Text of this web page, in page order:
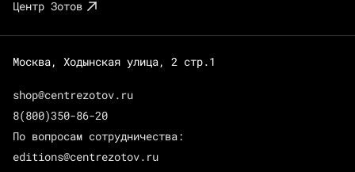
Центр Зотов
Москва, Ходынская улица, 2 стр.1
shop@centrezotov.ru
8(800)350-86-20
По вопросам сотрудничества:
editions@centrezotov.ru